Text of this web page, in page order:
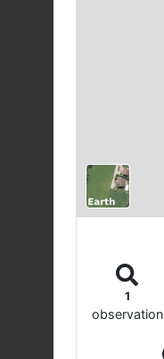
1
observation